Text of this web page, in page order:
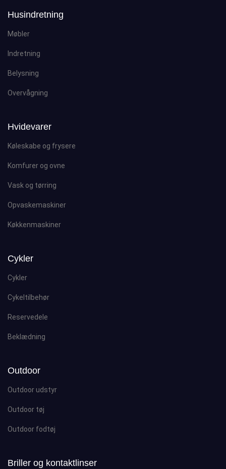
Husindretning
Møbler
Indretning
Belysning
Overvågning
Hvidevarer
Køleskabe og frysere
Komfurer og ovne
Vask og tørring
Opvaskemaskiner
Køkkenmaskiner
Cykler
Cykler
Cykeltilbehør
Reservedele
Beklædning
Outdoor
Outdoor udstyr
Outdoor tøj
Outdoor fodtøj
Briller og kontaktlinser